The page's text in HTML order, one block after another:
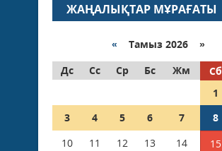
ЖАҢАЛЫҚТАР МҰРАҒАТЫ
« Тамыз 2026 »
Дс
Сс Ср Бс Жм Сб
1
3
4 5 6 7 8
10
11 12 13 14 15